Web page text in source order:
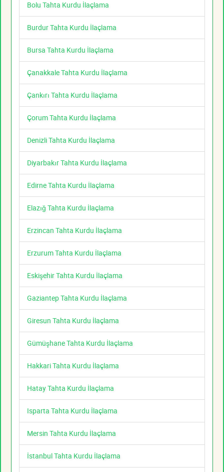
Bolu Tahta Kurdu İlaçlama
Burdur Tahta Kurdu İlaçlama
Bursa Tahta Kurdu İlaçlama
Çanakkale Tahta Kurdu İlaçlama
Çankırı Tahta Kurdu İlaçlama
Çorum Tahta Kurdu İlaçlama
Denizli Tahta Kurdu İlaçlama
Diyarbakır Tahta Kurdu İlaçlama
Edirne Tahta Kurdu İlaçlama
Elazığ Tahta Kurdu İlaçlama
Erzincan Tahta Kurdu İlaçlama
Erzurum Tahta Kurdu İlaçlama
Eskişehir Tahta Kurdu İlaçlama
Gaziantep Tahta Kurdu İlaçlama
Giresun Tahta Kurdu İlaçlama
Gümüşhane Tahta Kurdu İlaçlama
Hakkari Tahta Kurdu İlaçlama
Hatay Tahta Kurdu İlaçlama
Isparta Tahta Kurdu İlaçlama
Mersin Tahta Kurdu İlaçlama
İstanbul Tahta Kurdu İlaçlama